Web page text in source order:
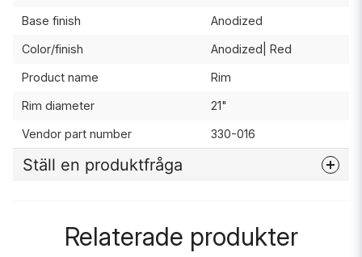
Base finish Anodized
Color/finish Anodized| Red
Product name Rim
Rim diameter 21"
Vendor part number 330-016
Ställ en produktfråga
Relaterade produkter